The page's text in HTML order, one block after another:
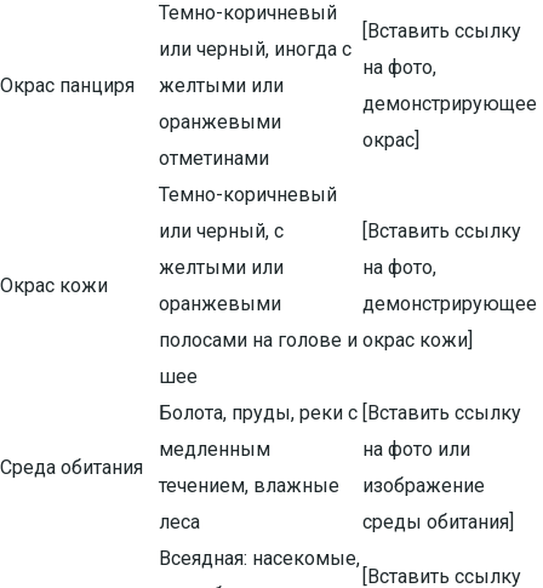
Окрас панциря
Темно-коричневый
или черный, иногда с
желтыми или
оранжевыми
отметинами
[Вставить ссылку
на фото,
демонстрирующее
окрас]
Окрас кожи
Темно-коричневый
или черный, с
желтыми или
оранжевыми
полосами на голове и
шее
[Вставить ссылку
на фото,
демонстрирующее
окрас кожи]
Среда обитания
Болота, пруды, реки с
медленным
течением, влажные
леса
[Вставить ссылку
на фото или
изображение
среды обитания]
Всеядная: насекомые,
[Вставить ссылку